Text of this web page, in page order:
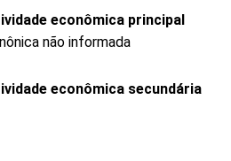
econômica principal
não informada
econômica secundária